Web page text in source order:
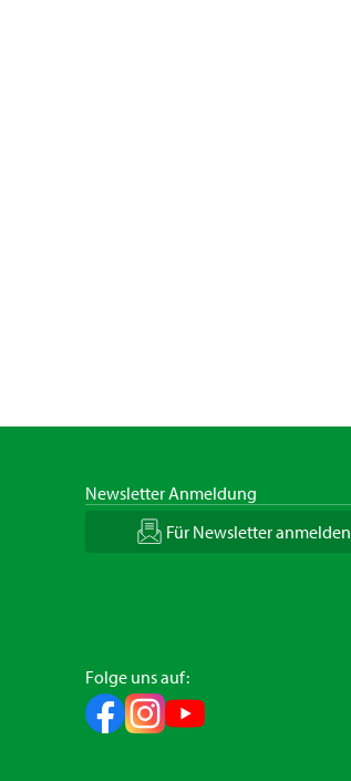
Newsletter Anmeldung
Für Newsletter anmelden
Folge uns auf: